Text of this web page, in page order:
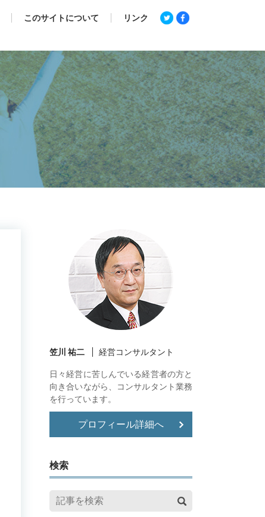
このサイトについて リンク
笠川 祐二 経営コンサルタント
日々経営に苦しんでいる経営者の方と
向き合いながら、コンサルタント業務
を行っています。
プロフィール詳細へ
検索